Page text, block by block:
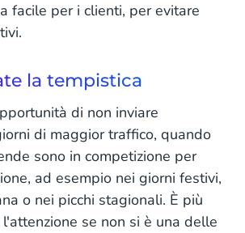
facile per i clienti, per evitare
la tempistica
di non inviare
di maggior traffico, quando
sono in competizione per
ad esempio nei giorni festivi,
o nei picchi stagionali. È più
se non si è una delle